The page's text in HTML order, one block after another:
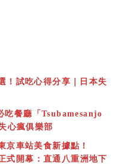
！試吃心得分享｜日本失
吃餐廳「Tsubamesanjo
心瘋俱樂部
京車站美食新據點！
式開幕：直通八重洲地下